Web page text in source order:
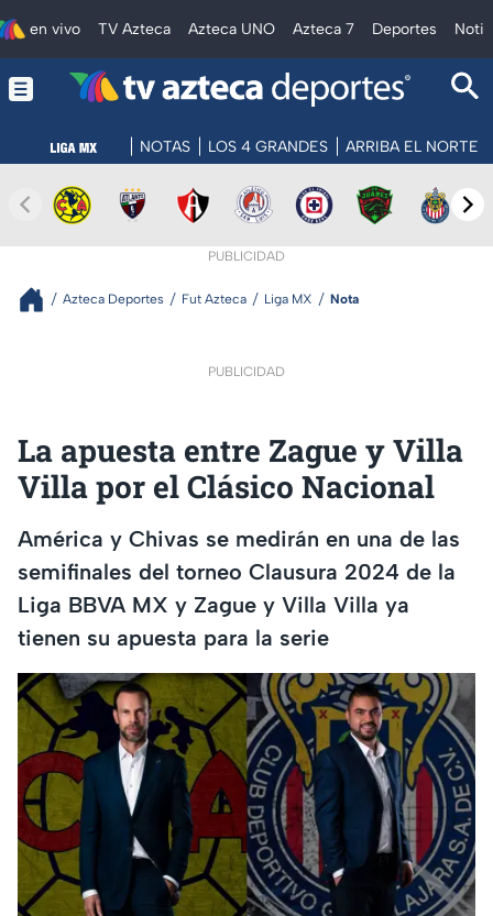
en vivo TV Azteca Azteca UNO Azteca 7 Deportes
NOTAS LOS 4 GRANDES ARRIBA EL NORTE
PUBLICIDAD
Azteca Deportes Fut Azteca Liga MX Nota
PUBLICIDAD
La apuesta entre Zague y Villa
Villa por el Clásico Nacional
América y Chivas se medirán en una de las
semifinales del torneo Clausura 2024 de la
Liga BBVA MX y Zague y Villa Villa ya
tienen su apuesta para la serie